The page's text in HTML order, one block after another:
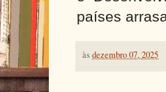
países
àsdezembro 07, 2025